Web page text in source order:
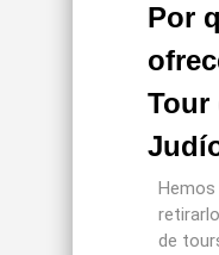
Por
Tour
Hemos
de